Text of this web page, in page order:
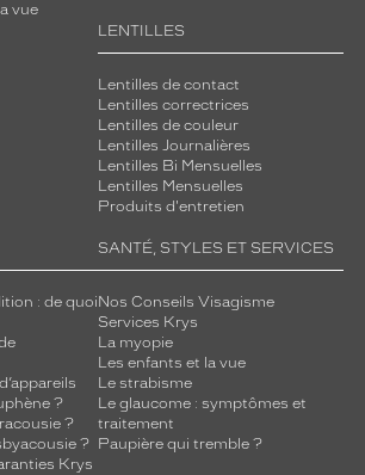
vue
LENTILLES
Lentilles de contact
Lentilles correctrices
Lentilles de couleur
Lentilles Journalières
Lentilles Bi Mensuelles
Lentilles Mensuelles
Produits d'entretien
: de quoi
?
?
?
Krys
SANTÉ, STYLES ET SERVICES
Nos Conseils Visagisme
Services Krys
La myopie
Les enfants et la vue
Le strabisme
Le glaucome : symptômes et
traitement
Paupière qui tremble ?